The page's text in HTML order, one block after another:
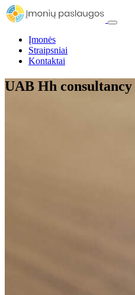
Įmonės
Straipsniai
Kontaktai
UAB Hh consultancy